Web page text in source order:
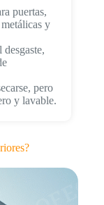
puertas,
y
desgaste,
pero
y lavable.